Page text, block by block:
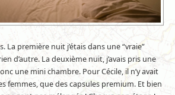
La première nuit j’étais dans une “vraie”
d’autre. La deuxième nuit, j’avais pris une
une mini chambre. Pour Cécile, il n’y avait
femmes, que des capsules premium. Et bien